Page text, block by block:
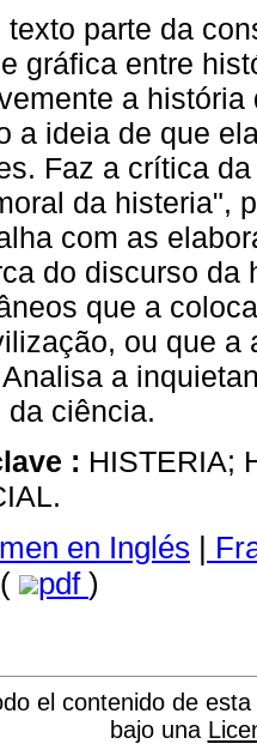
texto parte da
gráfica entre
a história
a ideia de que
Faz a crítica
da histeria",
com as
do discurso da
que a
ou que a
Analisa a
da ciência.
: HISTERIA;
en Inglés |
pdf )
el contenido de
bajo una